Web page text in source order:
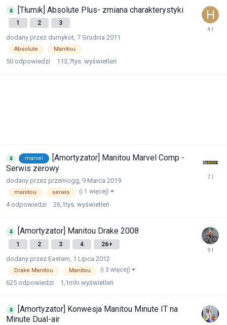
[Tłumik] Absolute Plus- zmiana charakterystyki
1 2 3
dodany przez durnykot, 7 Grudnia 2011
Absolute Manitou
50 odpowiedzi 113,7tys. wyświetleń
marvel
[Amortyzator] Manitou Marvel Comp -
Serwis zerowy
dodany przez przemogg 9 Marca 2019
manitou serwis (i 1 więcej)
4 odpowiedzi 26,1tys. wyświetleń
[Amortyzator] Manitou Drake 2008
1 2 3 4 26
dodany przez Eastern 1 Lipca 2012
Drake Manitou Manitou (i 3 więcej)
625 odpowiedzi 1,1mln wyświetleń
[Amortyzator] Konwesja Manitou Minute IT na
Minute Dual-air